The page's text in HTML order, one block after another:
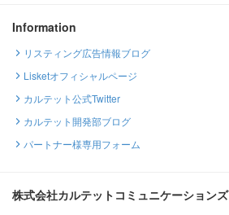
Information
リスティング広告情報ブログ
Lisketオフィシャルページ
カルテット公式Twitter
カルテット開発部ブログ
パートナー様専用フォーム
株式会社カルテットコミュニケーションズ